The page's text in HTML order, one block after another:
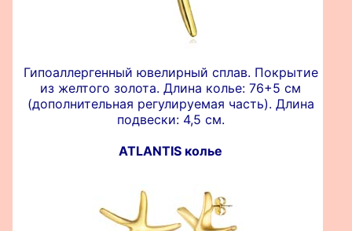
Гипоаллергенный ювелирный сплав. Покрытие
из желтого золота. Длина колье: 76+5 см
(дополнительная регулируемая часть). Длина
подвески: 4,5 см.
ATLANTIS колье